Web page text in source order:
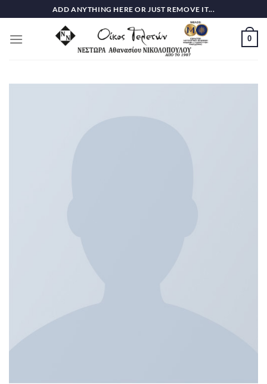
to
content
ADD ANYTHING HERE OR JUST REMOVE IT...
0